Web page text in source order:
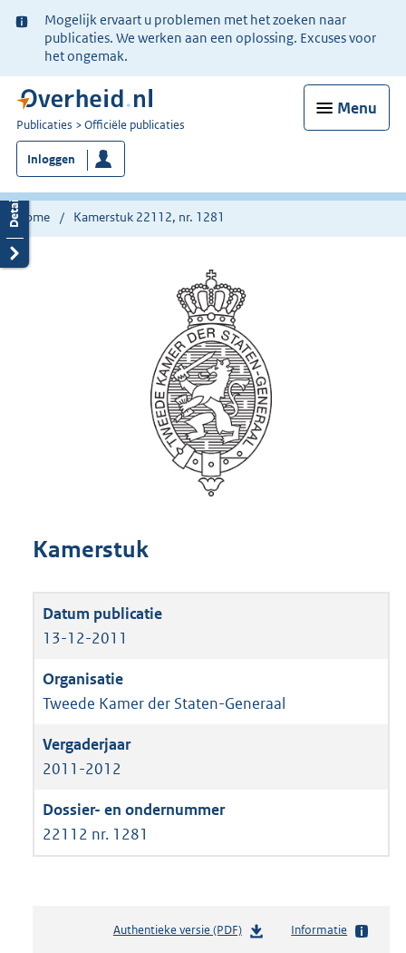
Ter
informatie:
Mogelijk ervaart u problemen met het zoeken naar
publicaties. We werken aan een oplossing. Excuses voor
het ongemak.
Menu
U
bent
nu
hier:
Publicaties Officiële publicaties
Inloggen
Home Kamerstuk 22112, nr. 1281
Kamerstuk
13-12-2011
Tweede Kamer der Staten-Generaal
2011-2012
22112 nr. 1281
Authentieke versie (PDF)b
Informatie